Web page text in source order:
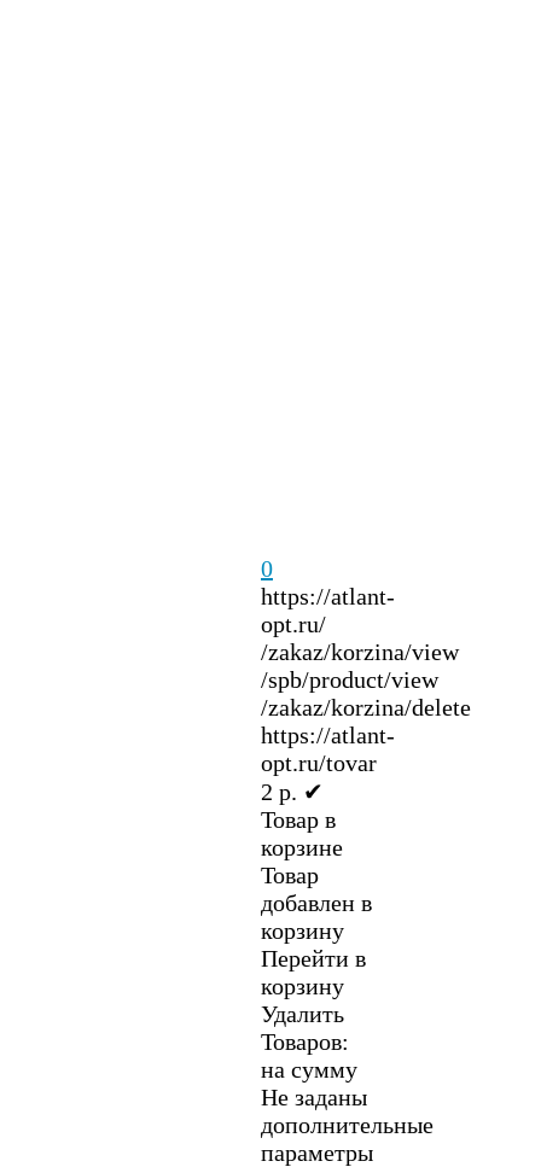
0
https://atlant-
opt.ru/
/zakaz/korzina/view
/spb/product/view
/zakaz/korzina/delete
https://atlant-
opt.ru/tovar
2 р. ✔
Товар в
корзине
Товар
добавлен в
корзину
Перейти в
корзину
Удалить
Товаров:
на сумму
Не заданы
дополнительные
параметры